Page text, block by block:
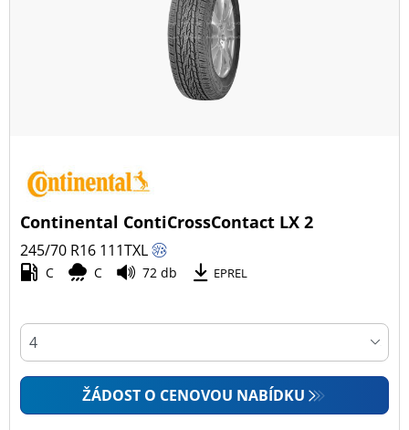
Continental ContiCrossContact LX 2
245/70 R16 111TXL
C C 72 db EPREL
ŽÁDOST O CENOVOU NABÍDKU